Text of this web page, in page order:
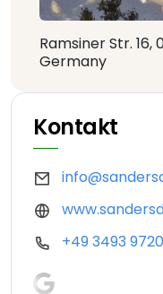
Ramsiner Str.
Germany
Kontakt
+49 3493